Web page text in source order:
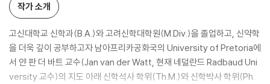
작가 소개
고신대학교 신학과(B.A.)와 고려신학대학원(M.Div.)을 졸업하고, 신약학
을 더욱 깊이 공부하고자 남아프리카공화국의 University of Pretoria에
서 얀 판 더 바트 교수(Jan van der Watt, 현재 네덜란드 Radbaud Uni
versity 교수)의 지도 아래 신학석사 학위(Th.M.)와 신학박사 학위(Ph.